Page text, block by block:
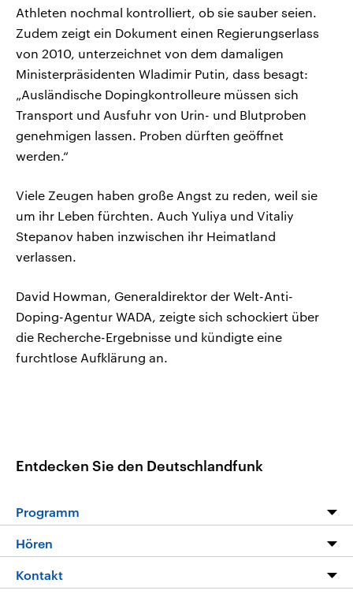
Athleten nochmal kontrolliert, ob sie sauber seien.
Zudem zeigt ein Dokument einen Regierungserlass
von 2010, unterzeichnet von dem damaligen
Ministerpräsidenten Wladimir Putin, dass besagt:
„Ausländische Dopingkontrolleure müssen sich
Transport und Ausfuhr von Urin- und Blutproben
genehmigen lassen. Proben dürften geöffnet
werden.“
Viele Zeugen haben große Angst zu reden, weil sie
um ihr Leben fürchten. Auch Yuliya und Vitaliy
Stepanov haben inzwischen ihr Heimatland
verlassen.
David Howman, Generaldirektor der Welt-Anti-
Doping-Agentur WADA, zeigte sich schockiert über
die Recherche-Ergebnisse und kündigte eine
furchtlose Aufklärung an.
Entdecken Sie den Deutschlandfunk
Programm
Die Nachrichten
Hören
Livestream
Kontakt